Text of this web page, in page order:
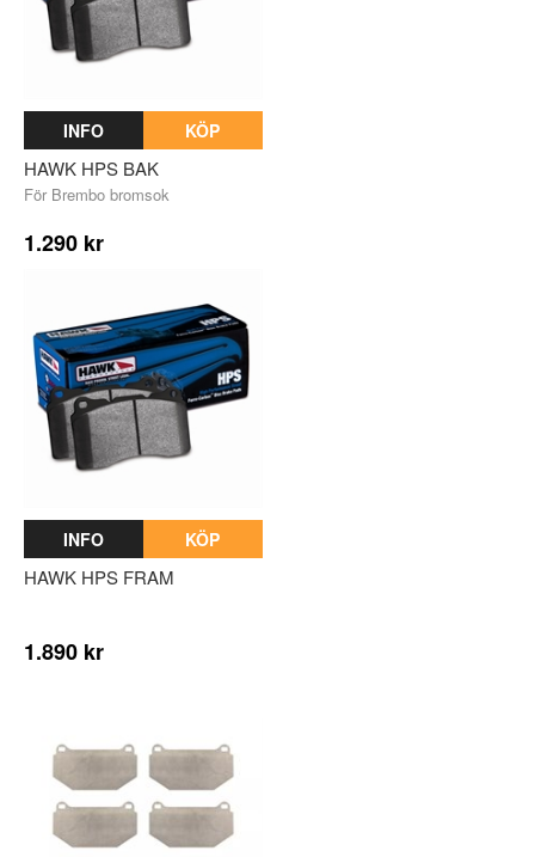
INFO KÖP
HAWK HPS BAK
För Brembo bromsok
1.290 kr
INFO KÖP
HAWK HPS FRAM
1.890 kr